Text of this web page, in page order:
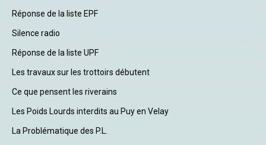
Réponse de la liste EPF
Silence radio
Réponse de la liste UPF
Les travaux sur les trottoirs débutent
Ce que pensent les riverains
Les Poids Lourds interdits au Puy en Velay
La Problématique des P.L.